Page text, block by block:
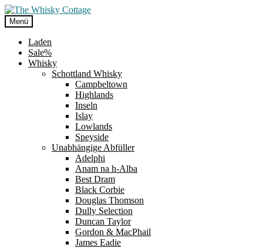
Zur
Navigation
springen
Zum
Inhalt
springen
Menü
Laden
Sale%
Whisky
Schottland Whisky
Campbeltown
Highlands
Inseln
Islay
Lowlands
Speyside
Unabhängige Abfüller
Adelphi
Anam na h-Alba
Best Dram
Black Corbie
Douglas Thomson
Dully Selection
Duncan Taylor
Gordon & MacPhail
James Eadie